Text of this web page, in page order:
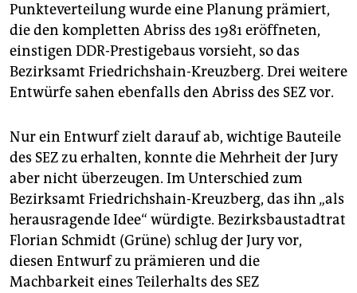
Punkteverteilung wurde eine Planung prämiert,
die den kompletten Abriss des 1981 eröffneten,
einstigen DDR-Prestigebaus vorsieht, so das
Bezirksamt Friedrichshain-Kreuzberg. Drei weitere
Entwürfe sahen ebenfalls den Abriss des SEZ vor.
Nur ein Entwurf zielt darauf ab, wichtige Bauteile
des SEZ zu erhalten, konnte die Mehrheit der Jury
aber nicht überzeugen. Im Unterschied zum
Bezirksamt Friedrichshain-Kreuzberg, das ihn „als
herausragende Idee“ würdigte. Bezirksbaustadtrat
Florian Schmidt (Grüne) schlug der Jury vor,
diesen Entwurf zu prämieren und die
Machbarkeit eines Teilerhalts des SEZ